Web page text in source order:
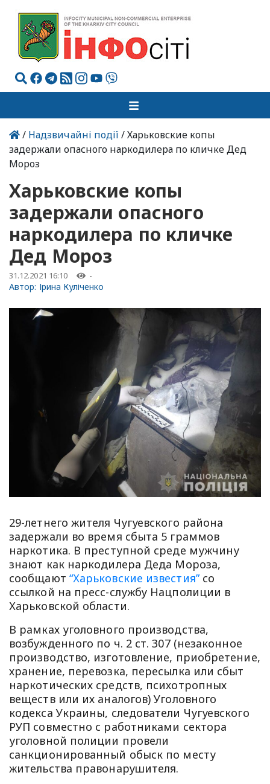
/ Надзвичайні події / Харьковские копы
задержали опасного наркодилера по кличке Дед
Мороз
Харьковские копы
задержали опасного
наркодилера по кличке
Дед Мороз
31.12.2021 16:10 -
Автор: Ірина Куліченко
29-летнего жителя Чугуевского района
задержали во время сбыта 5 граммов
наркотика. В преступной среде мужчину
знают как наркодилера Деда Мороза,
сообщают “Харьковские известия”со
ссылкой на пресс-службу Нацполиции в
Харьковской области.
В рамках уголовного производства,
возбужденного по ч. 2 ст. 307 (незаконное
производство, изготовление, приобретение,
хранение, перевозка, пересылка или сбыт
наркотических средств, психотропных
веществ или их аналогов) Уголовного
кодекса Украины, следователи Чугуевского
РУП совместно с работниками сектора
уголовной полиции провели
санкционированный обыск по месту
жительства правонарушителя.